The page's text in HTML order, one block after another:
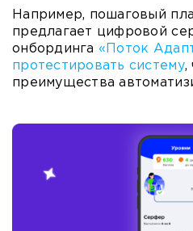
Например, пошаговый
предлагает цифровой
онбординга «Поток
протестировать систему,
преимущества